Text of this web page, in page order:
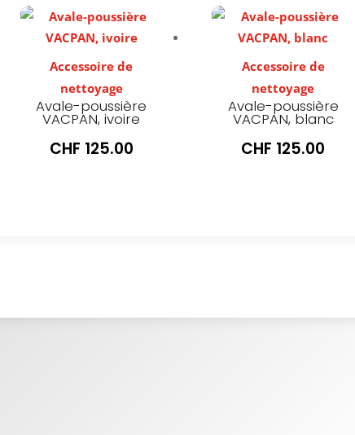
Accessoire de
nettoyage
Avale-poussière
VACPAN, ivoire
CHF 125.00
Accessoire de
nettoyage
Avale-poussière
VACPAN, blanc
CHF 125.00